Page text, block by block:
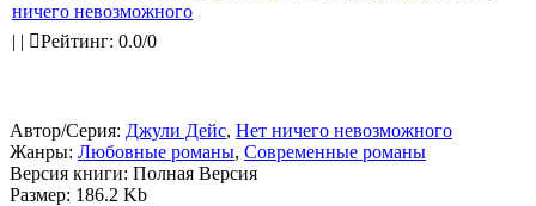
ничего невозможного
| | Рейтинг: 0.0/0
Автор/Серия: Джули Дейс, Нет ничего невозможного
Жанры: Любовные романы, Современные романы
Версия книги: Полная Версия
Размер: 186.2 Kb